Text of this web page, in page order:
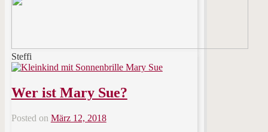
Steffi
Wer ist Mary Sue?
Posted on März 12, 2018